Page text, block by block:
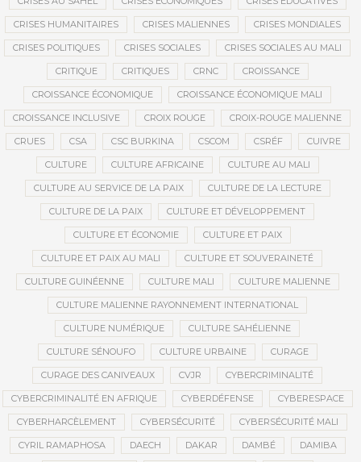
CRISES HUMANITAIRES CRISES MALIENNES CRISES MONDIALES
CRISES POLITIQUES CRISES SOCIALES CRISES SOCIALES AU MALI
CRITIQUE CRITIQUES CRNC CROISSANCE
CROISSANCE ÉCONOMIQUE CROISSANCE ÉCONOMIQUE MALI
CROISSANCE INCLUSIVE CROIX ROUGE CROIX-ROUGE MALIENNE
CRUES CSA CSC BURKINA CSCOM CSRÉF CUIVRE
CULTURE CULTURE AFRICAINE CULTURE AU MALI
CULTURE AU SERVICE DE LA PAIX CULTURE DE LA LECTURE
CULTURE DE LA PAIX CULTURE ET DÉVELOPPEMENT
CULTURE ET ÉCONOMIE CULTURE ET PAIX
CULTURE ET PAIX AU MALI CULTURE ET SOUVERAINETÉ
CULTURE GUINÉENNE CULTURE MALI CULTURE MALIENNE
CULTURE MALIENNE RAYONNEMENT INTERNATIONAL
CULTURE NUMÉRIQUE CULTURE SAHÉLIENNE
CULTURE SÉNOUFO CULTURE URBAINE CURAGE
CURAGE DES CANIVEAUX CVJR CYBERCRIMINALITÉ
CYBERCRIMINALITÉ EN AFRIQUE CYBERDÉFENSE CYBERESPACE
CYBERHARCÈLEMENT CYBERSÉCURITÉ CYBERSÉCURITÉ MALI
CYRIL RAMAPHOSA DAECH DAKAR DAMBÉ DAMIBA